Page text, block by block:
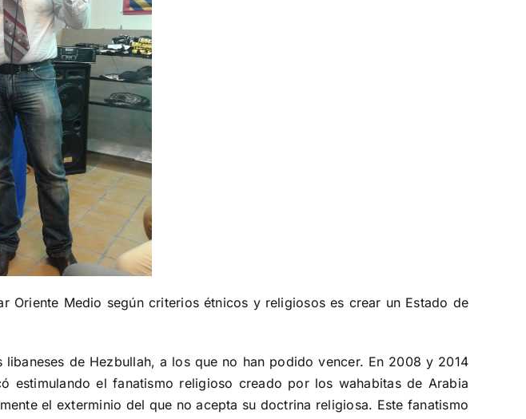
Medio según criterios étnicos y religiosos es crear un Estado de
de Hezbullah, a los que no han podido vencer. En 2008 y 2014
el fanatismo religioso creado por los wahabitas de Arabia
el exterminio del que no acepta su doctrina religiosa. Este fanatismo